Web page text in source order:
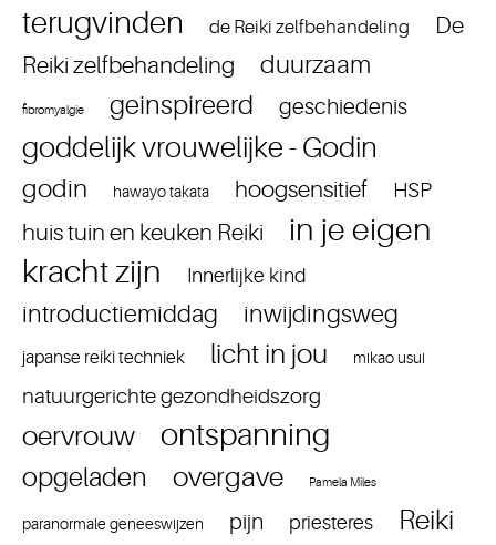
terugvinden
de Reiki zelfbehandeling
De
Reiki zelfbehandeling
duurzaam
fibromyalgie geinspireerd geschiedenis
goddelijk vrouwelijke - Godin
godin hawayo takata hoogsensitief HSP
huis tuin en keuken Reiki
in je eigen
kracht zijn
Innerlijke kind
introductiemiddag inwijdingsweg
japanse reiki techniek licht in jou mikao usui
natuurgerichte gezondheidszorg
oervrouw ontspanning
opgeladen overgave Pamela Miles
paranormale geneeswijzen pijn priesteres
Reiki